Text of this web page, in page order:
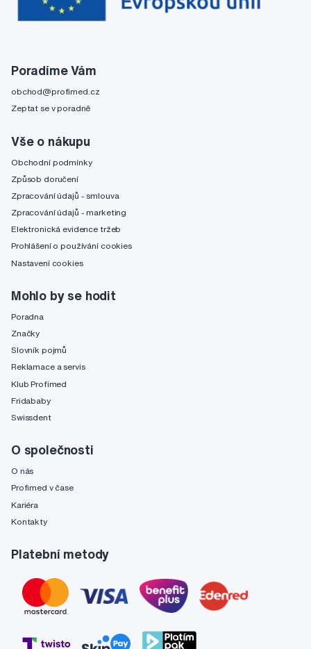
Poradíme Vám
obchod@profimed.cz
Zeptat se v poradně
Vše o nákupu
Obchodní podmínky
Způsob doručení
Zpracování údajů - smlouva
Zpracování údajů - marketing
Elektronická evidence tržeb
Prohlášení o používání cookies
Nastavení cookies
Mohlo by se hodit
Poradna
Značky
Slovník pojmů
Reklamace a servis
Klub Profimed
Fridababy
Swissdent
O společnosti
O nás
Profimed v čase
Kariéra
Kontakty
Platební metody